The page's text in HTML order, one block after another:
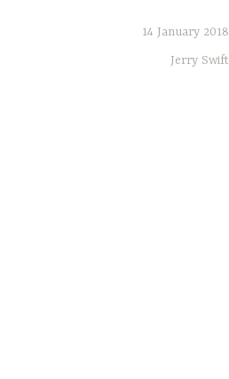
14 January 2018
Jerry Swift